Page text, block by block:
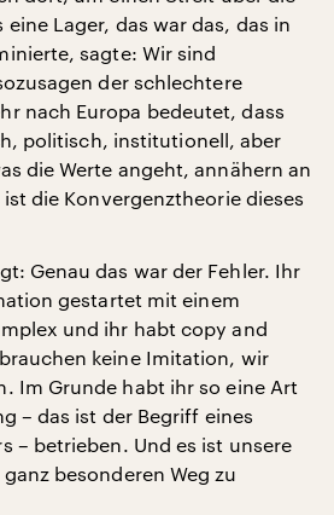
Lager, das war das, das in
sagte: Wir sind
der schlechtere
nach Europa bedeutet, dass
politisch, institutionell, aber
die Werte angeht, annähern an
die Konvergenztheorie dieses
Genau das war der Fehler. Ihr
gestartet mit einem
und ihr habt copy and
keine Imitation, wir
Im Grunde habt ihr so eine Art
– das ist der Begriff eines
– betrieben. Und es ist unsere
besonderen Weg zu